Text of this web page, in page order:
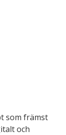
som främst
och